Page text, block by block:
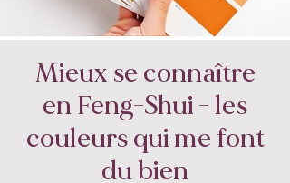
Mieux se connaître
en Feng-Shui - les
couleurs qui me font
du bien